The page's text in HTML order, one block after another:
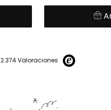
2.374 Valoraciones